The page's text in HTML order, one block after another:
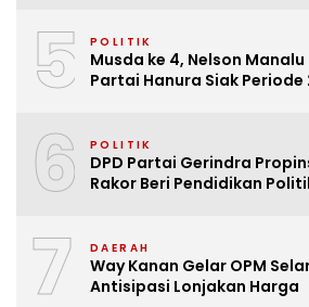
5 POLITIK
Musda ke 4, Nelson
Partai Hanura Siak Periode
6 POLITIK
DPD Partai Gerindra
Rakor Beri Pendidikan
7 DAERAH
Way Kanan Gelar OPM
Antisipasi Lonjakan Harga